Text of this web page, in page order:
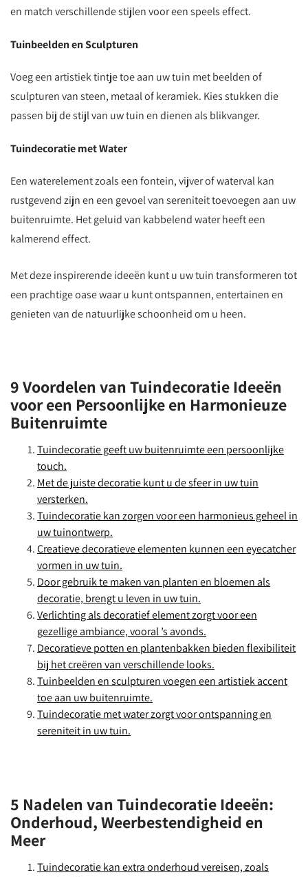
en match verschillende stijlen voor een speels effect.
Tuinbeelden en Sculpturen
Voeg een artistiek tintje toe aan uw tuin met beelden of
sculpturen van steen, metaal of keramiek. Kies stukken die
passen bij de stijl van uw tuin en dienen als blikvanger.
Tuindecoratie met Water
Een waterelement zoals een fontein, vijver of waterval kan
rustgevend zijn en een gevoel van sereniteit toevoegen aan uw
buitenruimte. Het geluid van kabbelend water heeft een
kalmerend effect.
Met deze inspirerende ideeën kunt u uw tuin transformeren tot
een prachtige oase waar u kunt ontspannen, entertainen en
genieten van de natuurlijke schoonheid om u heen.
9 Voordelen van Tuindecoratie Ideeën
voor een Persoonlijke en Harmonieuze
Buitenruimte
Tuindecoratie geeft uw buitenruimte een persoonlijke
touch.
Met de juiste decoratie kunt u de sfeer in uw tuin
versterken.
Tuindecoratie kan zorgen voor een harmonieus geheel in
uw tuinontwerp.
Creatieve decoratieve elementen kunnen een eyecatcher
vormen in uw tuin.
Door gebruik te maken van planten en bloemen als
decoratie, brengt u leven in uw tuin.
Verlichting als decoratief element zorgt voor een
gezellige ambiance, vooral ’s avonds.
Decoratieve potten en plantenbakken bieden flexibiliteit
bij het creëren van verschillende looks.
Tuinbeelden en sculpturen voegen een artistiek accent
toe aan uw buitenruimte.
Tuindecoratie met water zorgt voor ontspanning en
sereniteit in uw tuin.
5 Nadelen van Tuindecoratie Ideeën:
Onderhoud, Weerbestendigheid en
Meer
Tuindecoratie kan extra onderhoud vereisen, zoals